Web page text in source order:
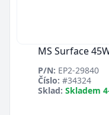
MS Surface
P/N: EP2-29840
Číslo: #34324
Sklad: Skladem